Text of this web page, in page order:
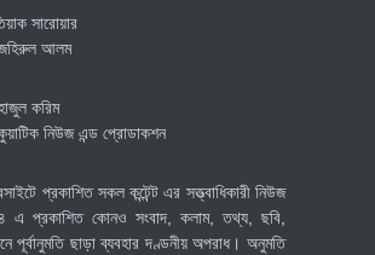
সারোয়ার
আলম
করিম
নিউজ এন্ড প্রোডাকশন
প্রকাশিত সকল কন্টেন্ট এর সত্ত্বাধিকারী নিউজ
এ প্রকাশিত কোনও সংবাদ, কলাম, তথ্য, ছবি,
পূর্বানুমতি ছাড়া ব্যবহার দণ্ডনীয় অপরাধ। অনুমতি